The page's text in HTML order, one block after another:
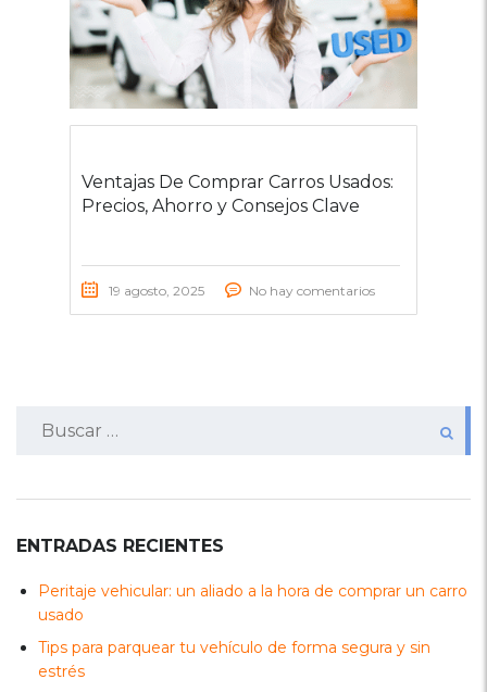
Ventajas De Comprar Carros Usados:
Precios, Ahorro y Consejos Clave
19 agosto, 2025 No hay comentarios
ENTRADAS RECIENTES
Peritaje vehicular: un aliado a la hora de comprar un carro
usado
Tips para parquear tu vehículo de forma segura y sin
estrés